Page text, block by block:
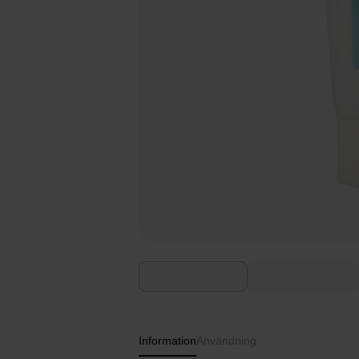
InformationAnvändning